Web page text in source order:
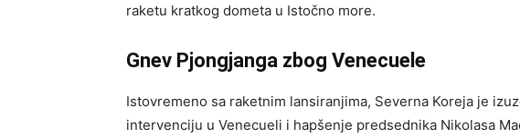
raketu kratkog dometa u Istočno more.
Gnev Pjongjanga zbog Venecuele
Istovremeno sa raketnim lansiranjima, Severna Koreja je
intervenciju u Venecueli i hapšenje predsednika Nikolasa